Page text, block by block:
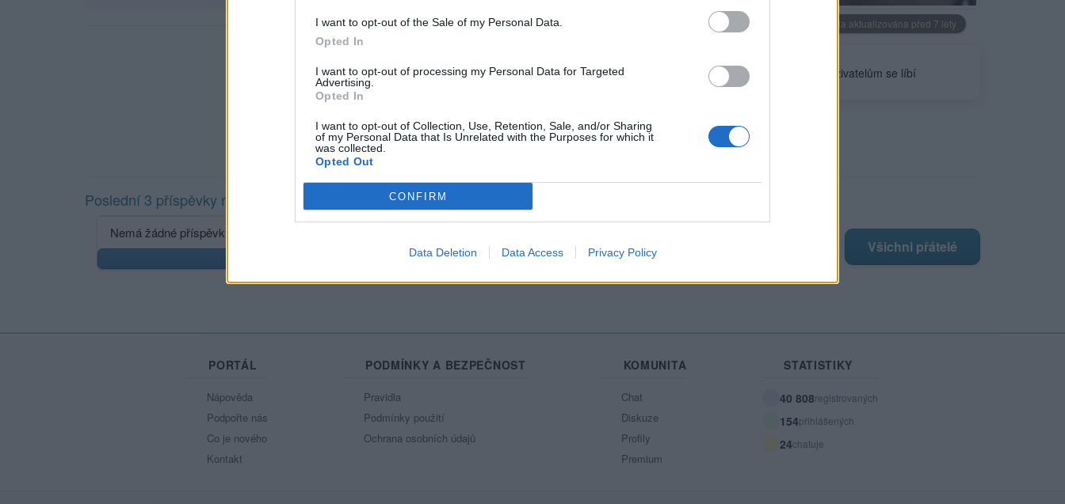
I want to opt-out of the Sale of my Personal Data.
Opted In
I want to opt-out of processing my Personal Data for Targeted
Advertising.
Opted In
I want to opt-out of Collection, Use, Retention, Sale, and/or Sharing
of my Personal Data that Is Unrelated with the Purposes for which it
was collected.
Opted Out
CONFIRM
Data Deletion Data Access Privacy Policy
Profilová fotografie byla aktualizována před 7 lety
uživatelům se líbí
Poslední 3 příspěvky na mé zdi
Nemá žádné příspěvky
Zobrazit celou mou zeď
Nemá žádné přátelé.
Všichni přátelé
PORTÁL
Nápověda
Podpořte nás
Co je nového
Kontakt
PODMÍNKY A BEZPEČNOST
Pravidla
Podmínky použití
Ochrana osobních údajů
KOMUNITA
Chat
Diskuze
Profily
Premium
STATISTIKY
40 808registrovaných
154přihlášených
24chatuje